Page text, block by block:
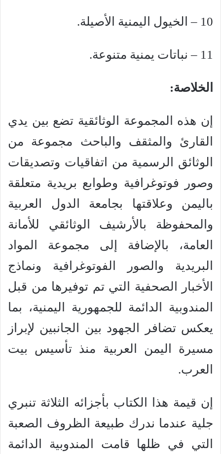
10 – الخيول اليمنية الأصيلة.
11 – نباتات يمنية متنوعة.
الخلاصة:
إن هذه المجموعة الوثائقية تضع بين يدي
القارئ والمثقف والباحث مجموعة من
الوثائق الرسمية من اتفاقيات وتصديقات
وصور فوتوغرافية وطوابع بريدية متعلقة
باليمن وعلاقتها بجامعة الدول العربية
والمحفوظة بالأرشيف الوثائقي للأمانة
العامة، بالإضافة إلى مجموعة المواد
البريدية والصور الفوتوغرافية ونماذج
الأخبار الصحفية التي تم توفيرها من قبل
المندوبية الدائمة للجمهورية اليمنية، بما
يعكس تضافر الجهود بين الجانبين لإبراز
مسيرة اليمن العربية منذ تأسيس بيت
العرب.
إن قيمة هذا الكتاب بأجزائه الثلاثة تنبري
جلية عندما ندرك طبيعة الظروف الصعبة
التي في ظلها قامت المندوبية الدائمة